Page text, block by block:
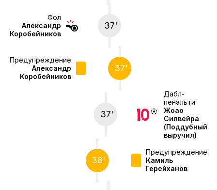
Фол
Александр
Коробейников
37'
Предупреждение
Александр
Коробейников
37'
37'
Дабл-
пенальти
Жоао
Силвейра
(Поддубный
выручил)
38'
Предупреждение
Камиль
Герейханов